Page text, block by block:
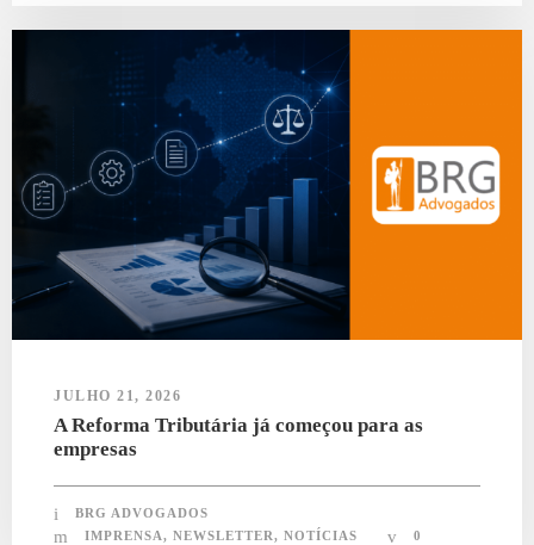
JULHO 21, 2026
A Reforma Tributária já começou para as
empresas
BRG ADVOGADOS
IMPRENSA, NEWSLETTER, NOTÍCIAS 0